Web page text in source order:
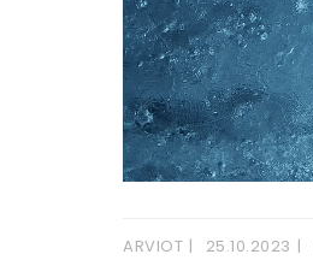
ARVIOT 25.10.2023